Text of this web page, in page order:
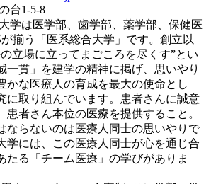
台1-5-8
学は医学部、歯学部、薬学部、保健医
揃う「医系総合大学」です。創立以
立場に立ってまごころを尽くす”とい
一貫」を建学の精神に掲げ、思いやり
かな医療人の育成を最大の使命とし
に取り組んでいます。患者さんに誠意
患者さん本位の医療を提供すること。
ならないのは医療人同士の思いやりで
学には、この医療人同士が心を通じ合
たる「チーム医療」の学びがありま